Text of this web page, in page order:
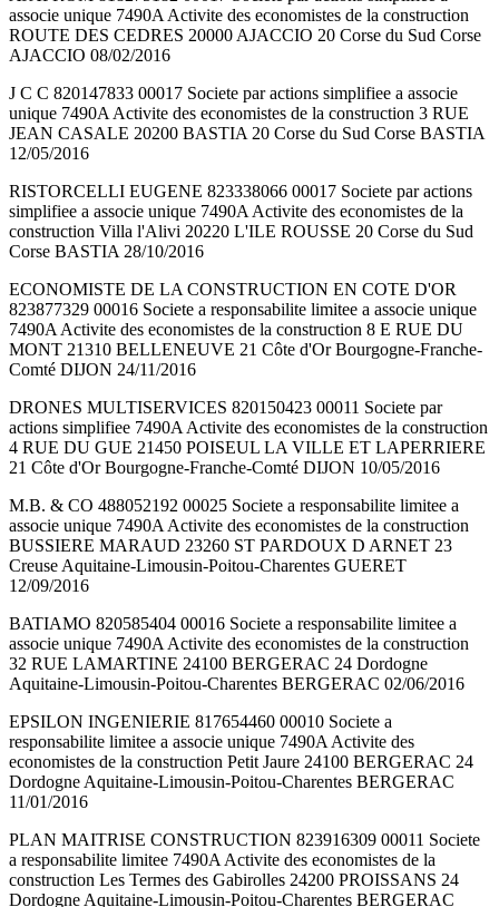
associe unique 7490A Activite des economistes de la construction
ROUTE DES CEDRES 20000 AJACCIO 20 Corse du Sud Corse
AJACCIO 08/02/2016
J C C 820147833 00017 Societe par actions simplifiee a associe
unique 7490A Activite des economistes de la construction 3 RUE
JEAN CASALE 20200 BASTIA 20 Corse du Sud Corse BASTIA
12/05/2016
RISTORCELLI EUGENE 823338066 00017 Societe par actions
simplifiee a associe unique 7490A Activite des economistes de la
construction Villa l'Alivi 20220 L'ILE ROUSSE 20 Corse du Sud
Corse BASTIA 28/10/2016
ECONOMISTE DE LA CONSTRUCTION EN COTE D'OR
823877329 00016 Societe a responsabilite limitee a associe unique
7490A Activite des economistes de la construction 8 E RUE DU
MONT 21310 BELLENEUVE 21 Côte d'Or Bourgogne-Franche-
Comté DIJON 24/11/2016
DRONES MULTISERVICES 820150423 00011 Societe par
actions simplifiee 7490A Activite des economistes de la construction
4 RUE DU GUE 21450 POISEUL LA VILLE ET LAPERRIERE
21 Côte d'Or Bourgogne-Franche-Comté DIJON 10/05/2016
M.B. & CO 488052192 00025 Societe a responsabilite limitee a
associe unique 7490A Activite des economistes de la construction
BUSSIERE MARAUD 23260 ST PARDOUX D ARNET 23
Creuse Aquitaine-Limousin-Poitou-Charentes GUERET
12/09/2016
BATIAMO 820585404 00016 Societe a responsabilite limitee a
associe unique 7490A Activite des economistes de la construction
32 RUE LAMARTINE 24100 BERGERAC 24 Dordogne
Aquitaine-Limousin-Poitou-Charentes BERGERAC 02/06/2016
EPSILON INGENIERIE 817654460 00010 Societe a
responsabilite limitee a associe unique 7490A Activite des
economistes de la construction Petit Jaure 24100 BERGERAC 24
Dordogne Aquitaine-Limousin-Poitou-Charentes BERGERAC
11/01/2016
PLAN MAITRISE CONSTRUCTION 823916309 00011 Societe
a responsabilite limitee 7490A Activite des economistes de la
construction Les Termes des Gabirolles 24200 PROISSANS 24
Dordogne Aquitaine-Limousin-Poitou-Charentes BERGERAC